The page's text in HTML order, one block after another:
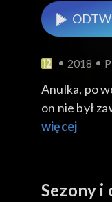
2018
Anulka, po
on nie był
Paulina
więcej
Sezony i